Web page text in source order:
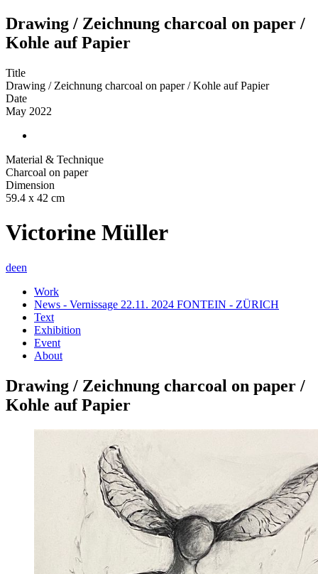
Drawing / Zeichnung charcoal on paper /
Kohle auf Papier
Title
Drawing / Zeichnung charcoal on paper / Kohle auf Papier
Date
May 2022
Material & Technique
Charcoal on paper
Dimension
59.4 x 42 cm
Victorine Müller
deen
Work
News - Vernissage 22.11. 2024 FONTEIN - ZÜRICH
Text
Exhibition
Event
About
Drawing / Zeichnung charcoal on paper /
Kohle auf Papier